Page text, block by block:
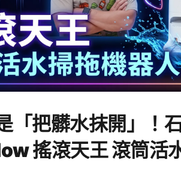
「把髒水抹開」！
搖滾天王 滾筒活